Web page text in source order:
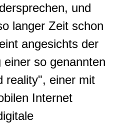
und
langer Zeit schon
angesichts der
einer so genannten
reality", einer mit
Internet